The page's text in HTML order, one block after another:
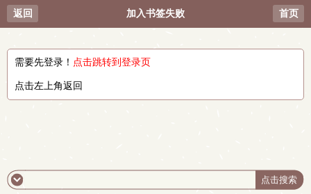
返回 加入书签失败 首页
需要先登录！ 点击跳转到登录页
点击左上角返回